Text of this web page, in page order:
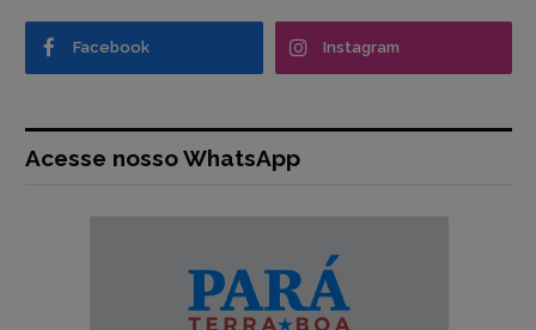
Facebook Instagram
Acesse nosso WhatsApp